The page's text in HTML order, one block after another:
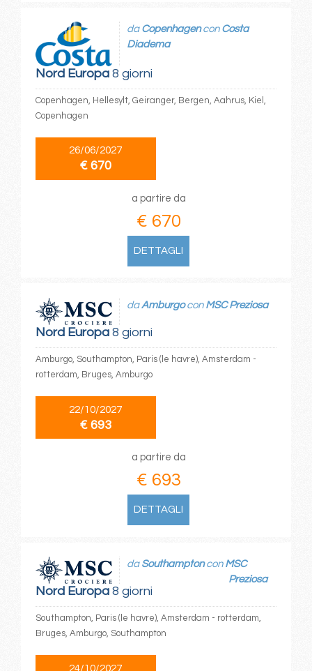
Nord Europa8 giorni
da Copenhagencon Costa
Diadema
Copenhagen, Hellesylt, Geiranger, Bergen, Aahrus, Kiel,
Copenhagen
26/06/2027
€ 670
a partire da
€ 670
DETTAGLI
Nord Europa8 giorni
daAmburgocon MSC Preziosa
Amburgo, Southampton, Paris (le havre), Amsterdam -
rotterdam, Bruges, Amburgo
22/10/2027
€ 693
a partire da
€ 693
DETTAGLI
Nord Europa8 giorni
da Southamptoncon MSC
Preziosa
Southampton, Paris (le havre), Amsterdam - rotterdam,
Bruges, Amburgo, Southampton
24/10/2027